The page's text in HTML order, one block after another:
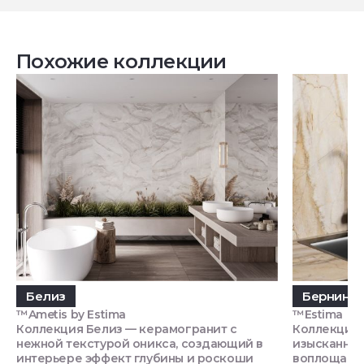
Похожие коллекции
Белиз
™Ametis by Estima
Коллекция Белиз — керамогранит с
нежной текстурой оникса, создающий в
интерьере эффект глубины и роскоши
Бернини
™Estima
Коллекция